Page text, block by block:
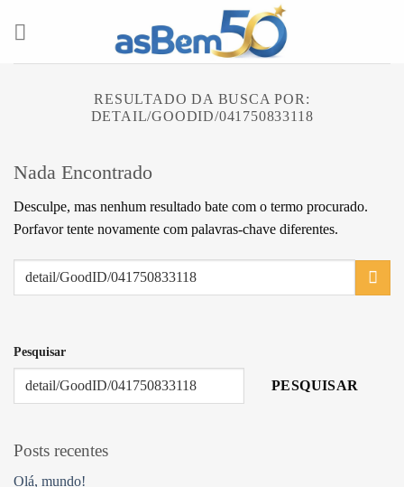
RESULTADO DA BUSCA POR:
DETAIL/GOODID/041750833118
Nada Encontrado
Desculpe, mas nenhum resultado bate com o termo procurado.
Porfavor tente novamente com palavras-chave diferentes.
Pesquisar
PESQUISAR
Posts recentes
Olá, mundo!